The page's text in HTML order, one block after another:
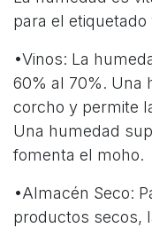
para el
•Vinos: La
60% al 70%. Una
corcho y permite
Una humedad
fomenta el moho.
•Almacén Seco:
productos secos,